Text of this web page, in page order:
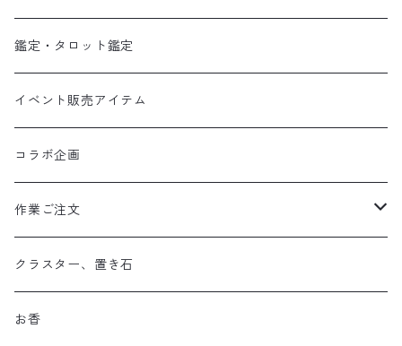
鑑定・タロット鑑定
イベント販売アイテム
コラボ企画
作業ご注文
お守り数珠
お守り数珠ブレスレット
クラスター、置き石
お香